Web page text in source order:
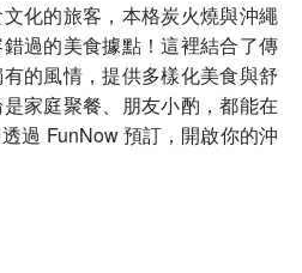
化的旅客，本格炭火燒與沖繩
過的美食據點！這裡結合了傳
的風情，提供多樣化美食與舒
家庭聚餐、朋友小酌，都能在
過 FunNow 預訂，開啟你的沖